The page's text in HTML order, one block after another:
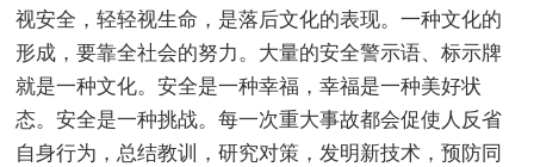
视安全，轻轻视生命，是落后文化的表现。一种文化的
形成，要靠全社会的努力。大量的安全警示语、标示牌
就是一种文化。安全是一种幸福，幸福是一种美好状
态。安全是一种挑战。每一次重大事故都会促使人反省
自身行为，总结教训，研究对策，发明新技术，预防同